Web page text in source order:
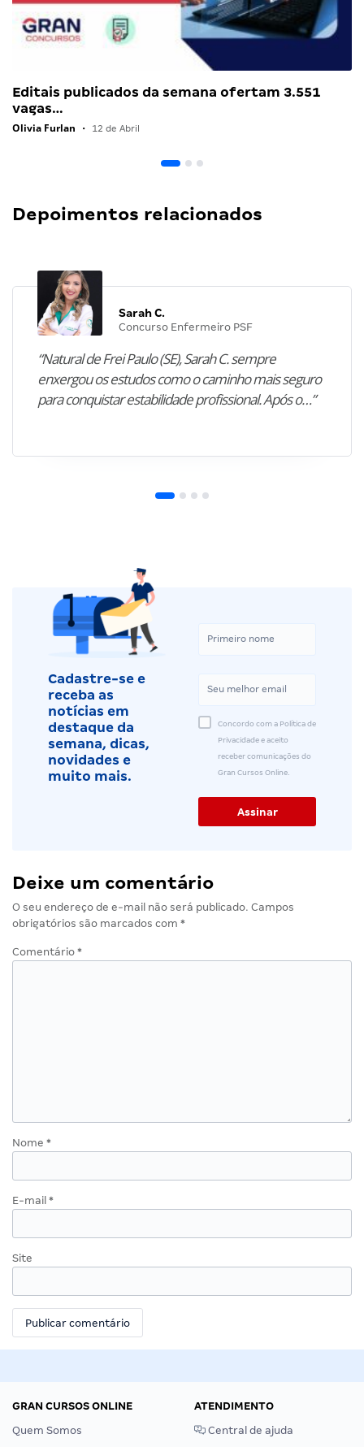
Editais publicados da semana ofertam 3.551
vagas…
Olivia Furlan • 12 de Abril
Depoimentos relacionados
Sarah C.
Concurso Enfermeiro PSF
“Natural de Frei Paulo (SE), Sarah C. sempre
enxergou os estudos como o caminho mais seguro
para conquistar estabilidade profissional. Após o…”
Cadastre-se e
receba as
notícias em
destaque da
semana, dicas,
novidades e
muito mais.
Concordo com a Política de
Privacidade e aceito
receber comunicações do
Gran Cursos Online.
Deixe um comentário
O seu endereço de e-mail não será publicado. Campos
obrigatórios são marcados com *
Comentário *
Nome *
E-mail *
Site
GRAN CURSOS ONLINE
Quem Somos
ATENDIMENTO
Central de ajuda